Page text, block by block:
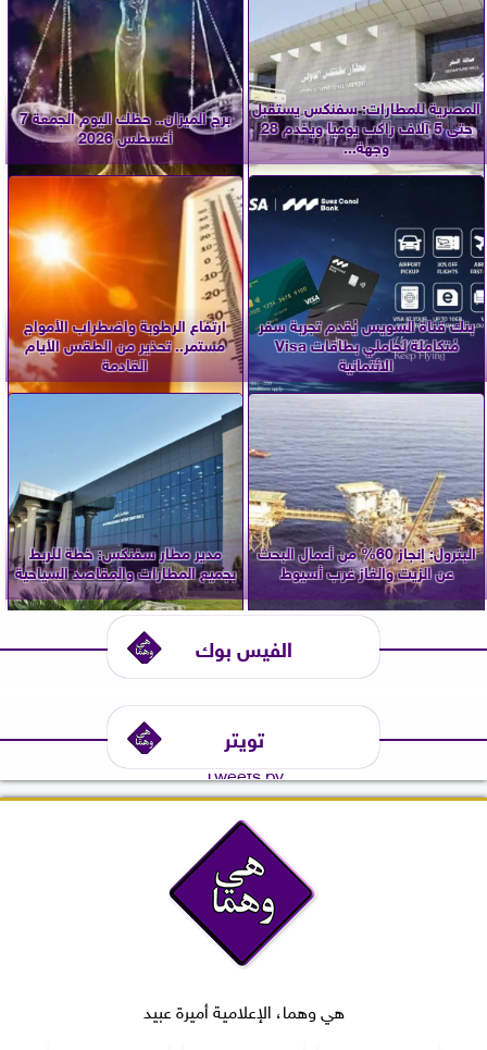
المصرية للمطارات: سفنكس يستقبل
حتى 5 آلاف راكب يوميًا ويخدم 28
وجهة...
برج الميزان.. حظك اليوم الجمعة 7
أغسطس 2026
بنك قناة السويس يُقدم تجربة سفر
مُتكاملة لحاملي بطاقات Visa
الائتمانية
ارتفاع الرطوبة واضطراب الأمواج
مستمر.. تحذير من الطقس الأيام
القادمة
البترول: إنجاز 60% من أعمال البحث
عن الزيت والغاز غرب أسيوط
مدير مطار سفنكس: خطة للربط
بجميع المطارات والمقاصد السياحية
الفيس بوك
تويتر
Tweets by
هي وهما، الإعلامية أميرة عبيد